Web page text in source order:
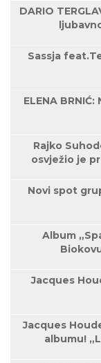
DARIO
Sassja
ELENA
Rajko
osvježio je
Novi spot
Album
Jacques
Jacques
albumu!